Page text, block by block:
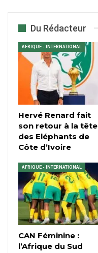
Du Rédacteur
AFRIQUE - INTERNATIONAL
Hervé Renard fait
son retour à la tête
des Eléphants de
Côte d’Ivoire
AFRIQUE - INTERNATIONAL
CAN Féminine :
l’Afrique du Sud